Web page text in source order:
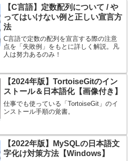
【C言語】定数配列について / や
ってはいけない例と正しい宣言方
法
C言語で定数の配列を宣言する際の注意
点を「失敗例」をもとに詳しく解説。凡
人は努力あるのみ！
【2024年版】TortoiseGitのイン
ストール＆日本語化【画像付き】
仕事でも使っている「TortoiseGit」のイ
ンストール手順の覚書。
【2022年版】MySQLの日本語文
字化け対策方法【Windows】